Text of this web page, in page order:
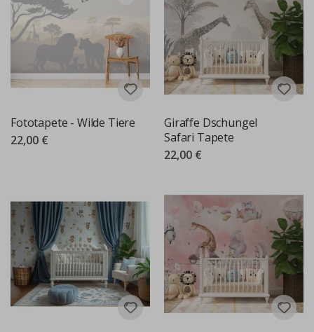
Fototapete - Wilde Tiere
22,00 €
Giraffe Dschungel
Safari Tapete
22,00 €